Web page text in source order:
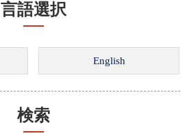
言語選択
検索